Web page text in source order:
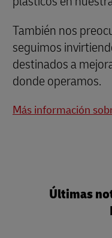
También nos
seguimos
destinados a
donde operamos.
Más información
Últimas